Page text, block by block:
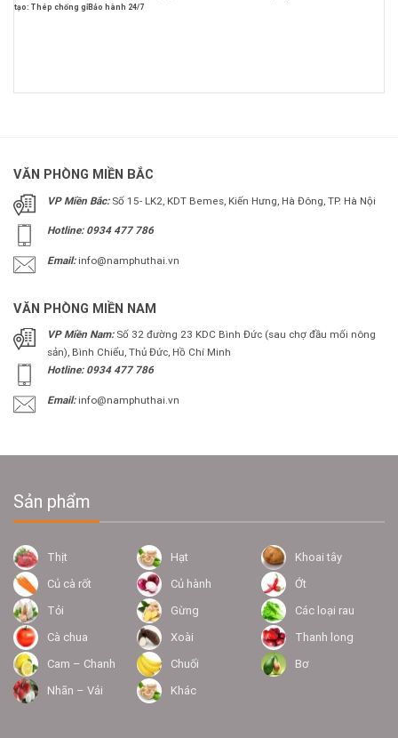
tạo: Thép chống gỉBảo hành 24/7
VĂN PHÒNG MIỀN BẮC
VP Miền Bắc:Số 15- LK2, KDT Bemes, Kiến Hưng, Hà Đông, TP. Hà Nội
Hotline: 0934 477 786
Email: info@namphuthai.vn
VĂN PHÒNG MIỀN NAM
VP Miền Nam:Số 32 đường 23 KDC Bình Đức (sau chợ đầu mối nông
sản), Bình Chiểu, Thủ Đức, Hồ Chí Minh
Hotline: 0934 477 786
Email:info@namphuthai.vn
Sản phẩm
Thịt Hạt
Khoai tây
Củ cà rốt
Củ hành
Ớt
Tỏi
Gừng
Các loại rau
Cà chua
Xoài
Thanh long
Cam – Chanh
Chuối
Bơ
Nhãn – Vải
Khác